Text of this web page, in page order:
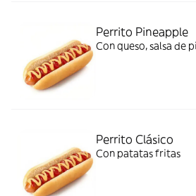
Perrito Pineapple
Con queso, salsa de
Perrito Clásico
Con patatas fritas